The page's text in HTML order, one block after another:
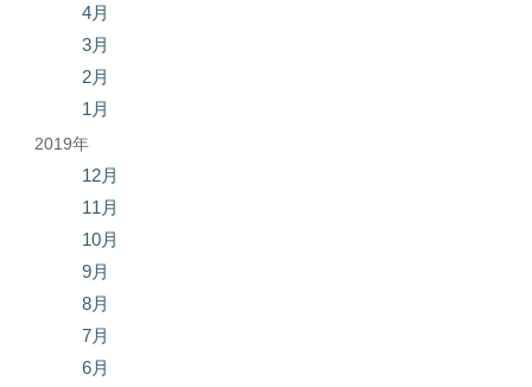
4月
3月
2月
1月
2019年
12月
11月
10月
9月
8月
7月
6月